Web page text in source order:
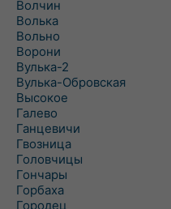
Волчин
Волька
Вольно
Ворони
Вулька-2
Вулька-Обровская
Высокое
Галево
Ганцевичи
Гвозница
Головчицы
Гончары
Горбаха
Городец